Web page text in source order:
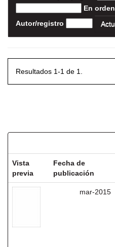
En orden
Autor/registro
Resultados 1-1 de 1.
Vista
previa
Fecha de
publicación
mar-2015